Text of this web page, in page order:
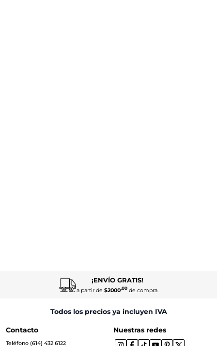
¡ENVÍO GRATIS!
a partir de $2000.00de compra.
Todos los precios ya incluyen IVA
Contacto
Teléfono (614) 432 6122
Nuestras redes